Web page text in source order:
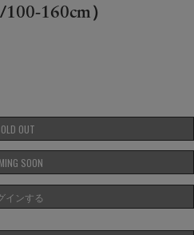
160cm）
OUT
SOON
インする